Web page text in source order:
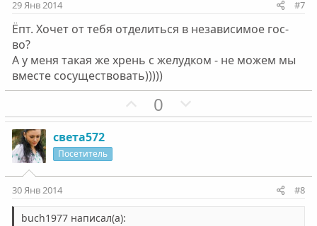
н
ы
й
г
л
н
ы
й
г
л
29 Янв 2014 #7
Ёпт. Хочет от тебя отделиться в независимое гос-
во?
А у меня такая же хрень с желудком - не можем мы
вместе сосуществовать)))))
П
о
т
0
е
т
света572
Посетитель
30 Янв 2014 #8
buch1977 написал(а):